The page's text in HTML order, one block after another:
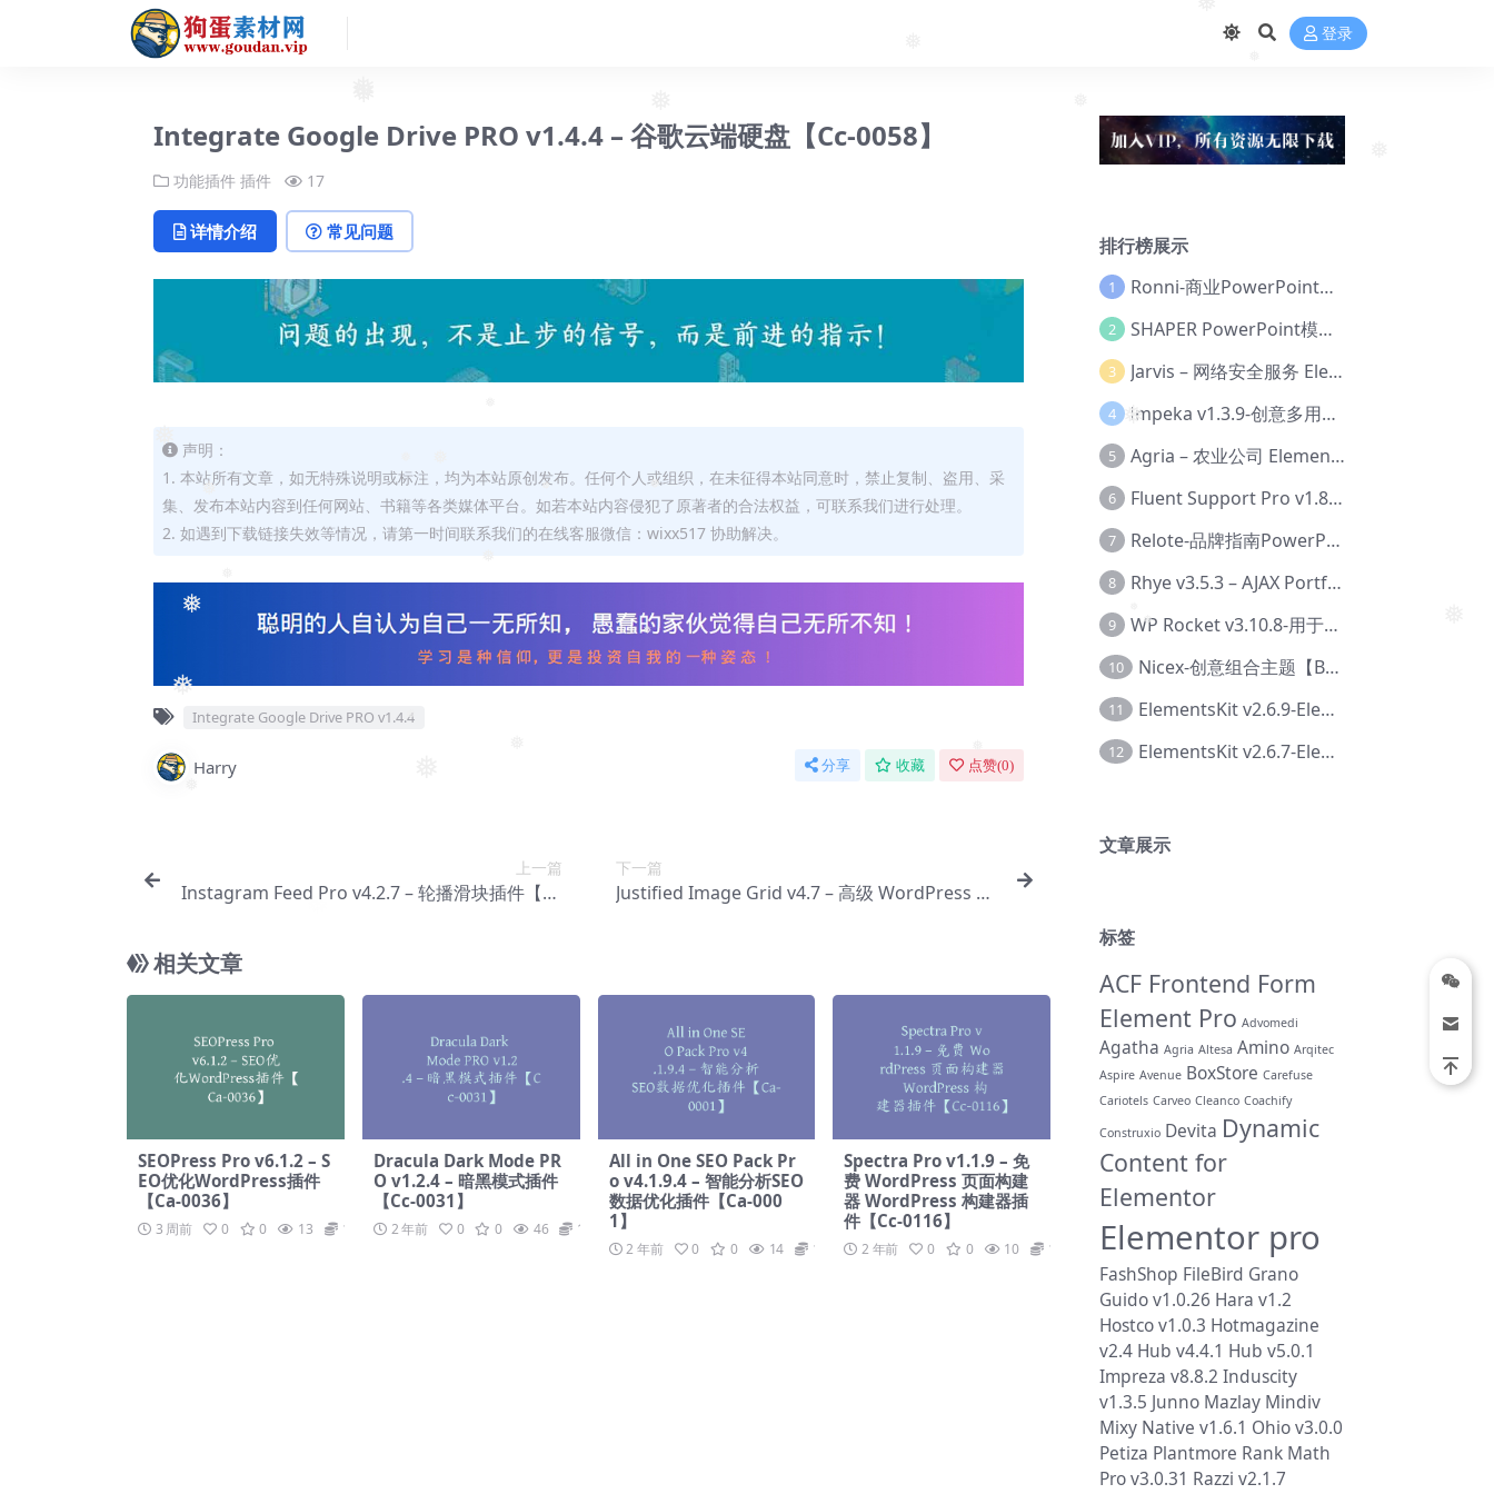
❅
❅
❅
❅
❅
❅
❅
❅ ❅
❅
❅
❅
❅
❅ 登录
Integrate Google Drive PRO v1.4.4 – 谷歌云端硬盘【Cc-0058】
功能插件 插件 17
详情介绍 常见问题
声明：
1. 本站所有文章，如无特殊说明或标注，均为本站原创发布。任何个人或组织，在未征得本站同意时，禁止复制、盗用、采
集、发布本站内容到任何网站、书籍等各类媒体平台。如若本站内容侵犯了原著者的合法权益，可联系我们进行处理。
2. 如遇到下载链接失效等情况，请第一时间联系我们的在线客服微信：wixx517 协助解决。
Integrate Google Drive PRO v1.4.4
Harry 分享 收藏 点赞(0)
上一篇
Instagram Feed Pro v4.2.7 – 轮播滑块插件【Cc
下一篇
Justified Image Grid v4.7 – 高级 WordPress 图
相关文章
SEOPress Pro v6.1.2 – S
EO优化WordPress插件
【Ca-0036】
3 周前 0 0 13 19.9
Dracula Dark Mode PR
O v1.2.4 – 暗黑模式插件
【Cc-0031】
2 年前 0 0 46 19.9
All in One SEO Pack Pr
o v4.1.9.4 – 智能分析SEO
数据优化插件【Ca-000
1】
2 年前 0 0 14 19.9
Spectra Pro v1.1.9 – 免
费 WordPress 页面构建
器 WordPress 构建器插
件【Cc-0116】
2 年前 0 0 10 19.9
排行榜展示
1 Ronni-商业PowerPoint模板【Dc-0077】
2 SHAPER PowerPoint模板【Dc-0184】
3 Jarvis – 网络安全服务 Elementor 模板套件【Aa-0035】
4 lmpeka v1.3.9-创意多用途 WordPress 主题【Be-0064】
5 Agria – 农业公司 Elementor Pro 模板套件【Aa-0003】
6 Fluent Support Pro v1.8.1 – WordPress 支持票务系统【Cc-0041】
7 Relote-品牌指南PowerPoint模板【Dc-0076】
8 Rhye v3.5.3 – AJAX Portfolio WordPress 主题【Bi-0049】
9 WP Rocket v3.10.8-用于wordpress速度优化的缓存加速插件【Cd-0019】
10 Nicex-创意组合主题【Be-0092】
11 ElementsKit v2.6.9-Elementor插件【Ab-0161】
12 ElementsKit v2.6.7-Elementor插件【Ab-0162】
文章展示
标签
ACF Frontend Form
Element Pro Advomedi
Agatha Agria Altesa Amino Arqitec
Aspire Avenue BoxStore Carefuse
Cariotels Carveo Cleanco Coachify
Construxio Devita Dynamic
Content for
Elementor
Elementor pro
FashShop FileBird Grano
Guido v1.0.26 Hara v1.2
Hostco v1.0.3 Hotmagazine
v2.4 Hub v4.4.1 Hub v5.0.1
Impreza v8.8.2 Induscity
v1.3.5 Junno Mazlay Mindiv
Mixy Native v1.6.1 Ohio v3.0.0
Petiza Plantmore Rank Math
Pro v3.0.31 Razzi v2.1.7